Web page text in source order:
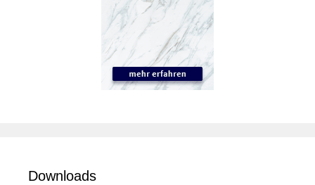
Downloads